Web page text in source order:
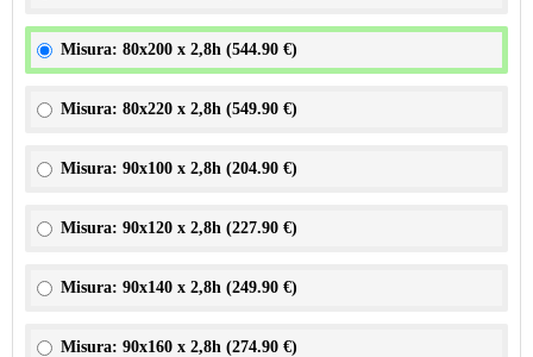
Misura: 80x200 x 2,8h (544.90 €)
Misura: 80x220 x 2,8h (549.90 €)
Misura: 90x100 x 2,8h (204.90 €)
Misura: 90x120 x 2,8h (227.90 €)
Misura: 90x140 x 2,8h (249.90 €)
Misura: 90x160 x 2,8h (274.90 €)